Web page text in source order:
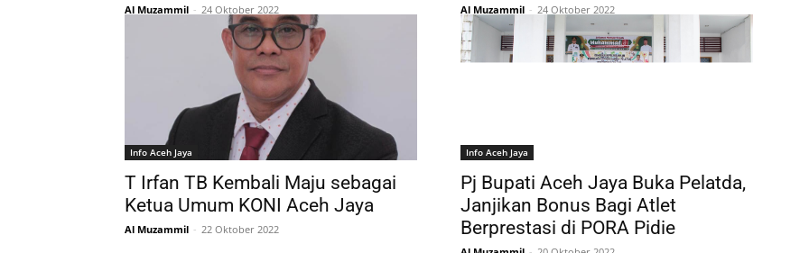
Al Muzammil - 24 Oktober 2022 Al Muzammil - 24 Oktober 2022
Info Aceh Jaya
T Irfan TB Kembali Maju sebagai
Ketua Umum KONI Aceh Jaya
Al Muzammil - 22 Oktober 2022
Info Aceh Jaya
Pj Bupati Aceh Jaya Buka Pelatda,
Janjikan Bonus Bagi Atlet
Berprestasi di PORA Pidie